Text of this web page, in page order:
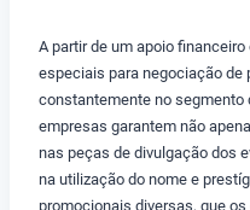
A partir de um apoio
especiais para negociação de
constantemente no segmento
empresas garantem não
nas peças de divulgação dos
na utilização do nome e
promocionais diversas, que